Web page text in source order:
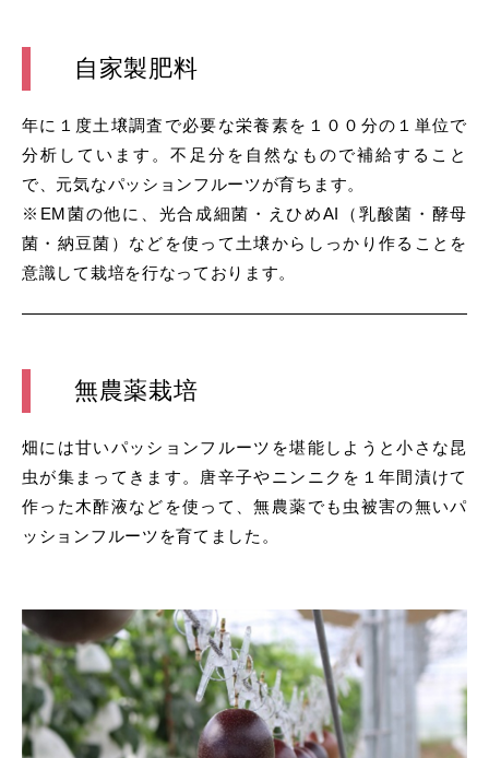
自家製肥料
年に１度土壌調査で必要な栄養素を１００分の１単位で
分析しています。不足分を自然なもので補給すること
で、元気なパッションフルーツが育ちます。
※EM菌の他に、光合成細菌・えひめAI（乳酸菌・酵母
菌・納豆菌）などを使って土壌からしっかり作ることを
意識して栽培を行なっております。
無農薬栽培
畑には甘いパッションフルーツを堪能しようと小さな昆
虫が集まってきます。唐辛子やニンニクを１年間漬けて
作った木酢液などを使って、無農薬でも虫被害の無いパ
ッションフルーツを育てました。